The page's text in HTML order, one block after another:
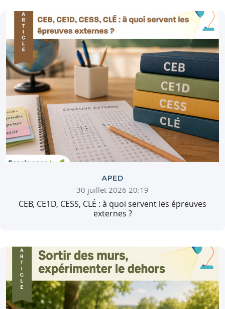
APED
30 juillet 2026 20:19
CEB, CE1D, CESS, CLÉ : à quoi servent les épreuves
externes ?